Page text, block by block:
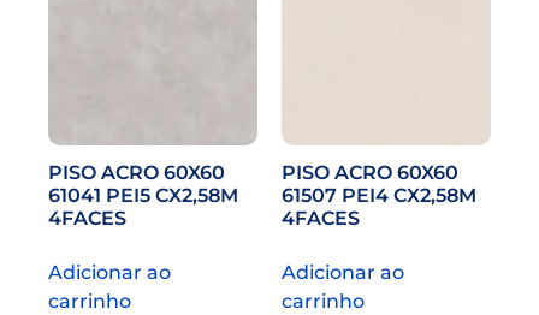
PISO ACRO 60X60
61041 PEI5 CX2,58M
4FACES
Adicionar ao
carrinho
PISO ACRO 60X60
61507 PEI4 CX2,58M
4FACES
Adicionar ao
carrinho